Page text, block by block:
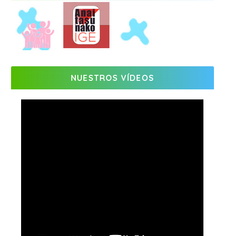
NUESTROS VÍDEOS